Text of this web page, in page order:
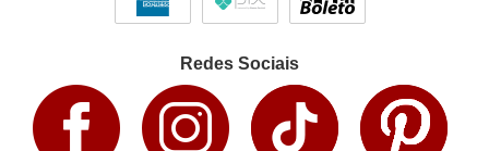
Redes Sociais